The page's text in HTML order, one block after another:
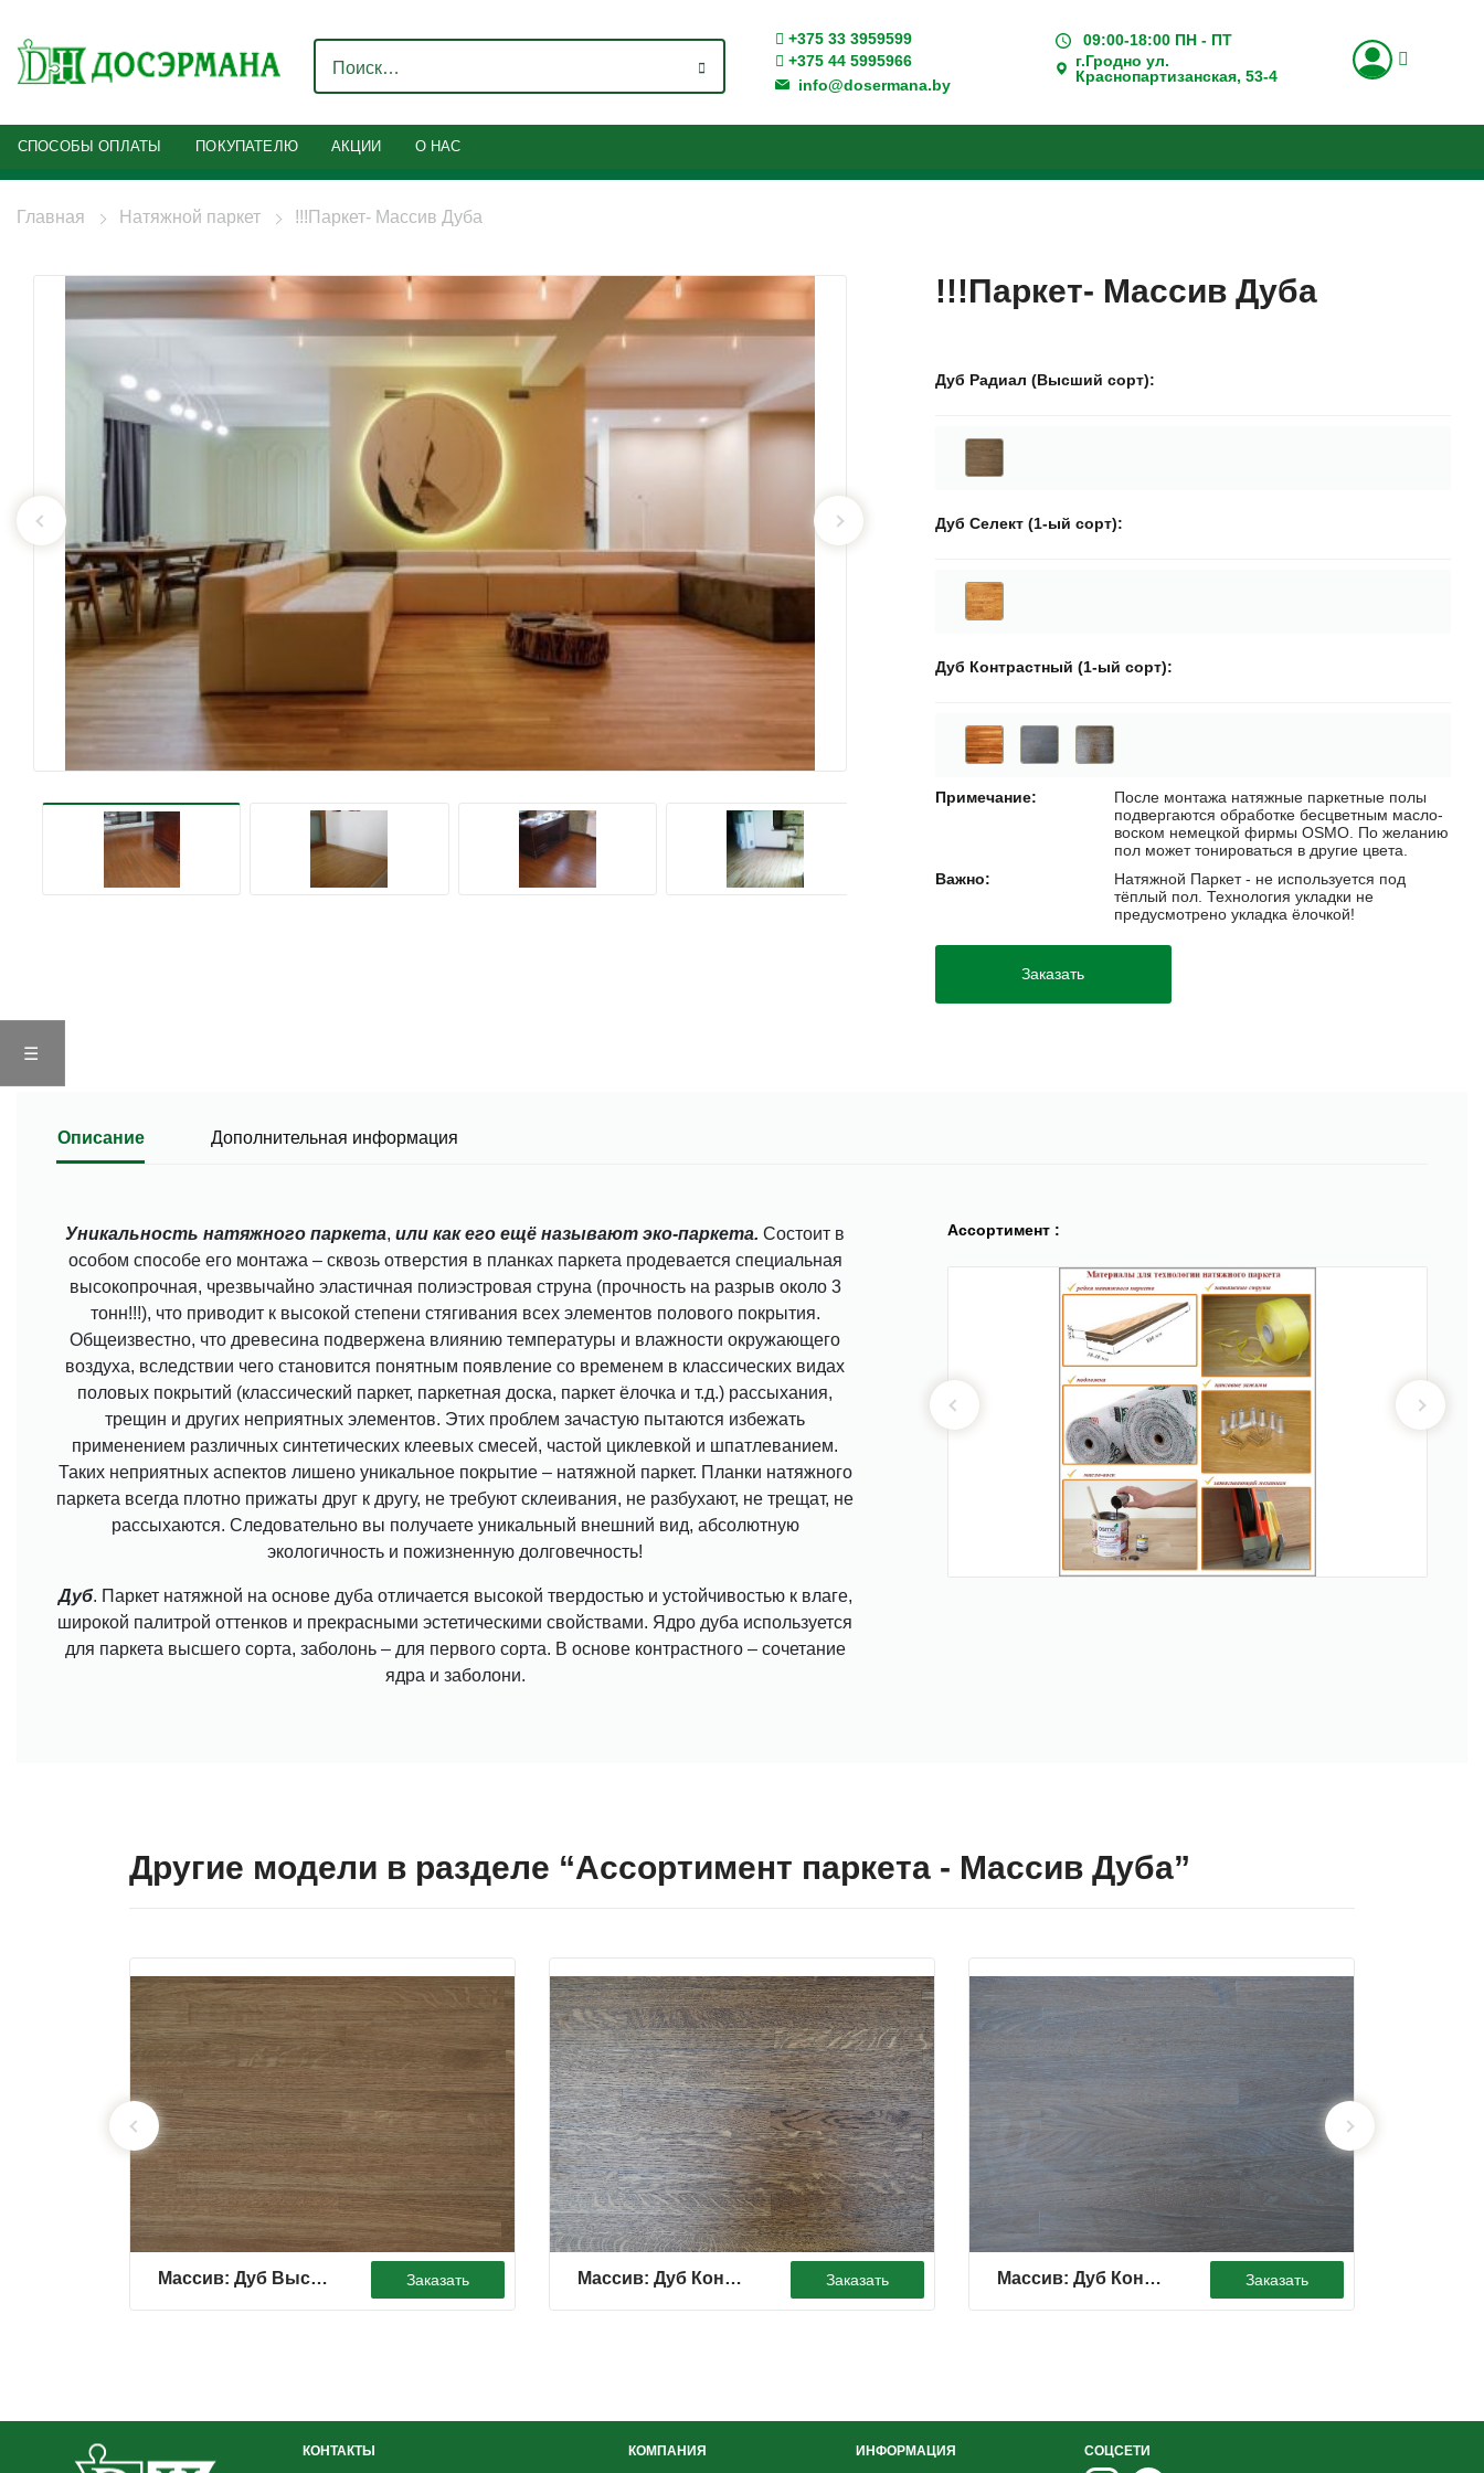
Искать:
+375 33 3959599
+375 44 5995966
info@dosermana.by
09:00-18:00 ПН - ПТ
г.Гродно ул.
Краснопартизанская, 53-4
СПОСОБЫ ОПЛАТЫ ПОКУПАТЕЛЮ АКЦИИ О НАС
☰
Главная Натяжной паркет !!!Паркет- Массив Дуба
!!!Паркет- Массив Дуба
Дуб Радиал (Высший сорт)
Дуб Селект (1-ый сорт)
Дуб Контрастный (1-ый сорт)
Примечание
После монтажа натяжные паркетные полы
подвергаются обработке бесцветным масло-
воском немецкой фирмы OSMO. По желанию
пол может тонироваться в другие цвета.
Важно
Натяжной Паркет - не используется под
тёплый пол. Технология укладки не
предусмотрено укладка ёлочкой!
Заказать
Описание Дополнительная информация
Уникальность натяжного паркета, или как его ещё называют эко-паркета. Состоит в
особом способе его монтажа – сквозь отверстия в планках паркета продевается специальная
высокопрочная, чрезвычайно эластичная полиэстровая струна (прочность на разрыв около 3
тонн!!!), что приводит к высокой степени стягивания всех элементов полового покрытия.
Общеизвестно, что древесина подвержена влиянию температуры и влажности окружающего
воздуха, вследствии чего становится понятным появление со временем в классических видах
половых покрытий (классический паркет, паркетная доска, паркет ёлочка и т.д.) рассыхания,
трещин и других неприятных элементов. Этих проблем зачастую пытаются избежать
применением различных синтетических клеевых смесей, частой циклевкой и шпатлеванием.
Таких неприятных аспектов лишено уникальное покрытие – натяжной паркет. Планки натяжного
паркета всегда плотно прижаты друг к другу, не требуют склеивания, не разбухают, не трещат, не
рассыхаются. Следовательно вы получаете уникальный внешний вид, абсолютную
экологичность и пожизненную долговечность!
Дуб. Паркет натяжной на основе дуба отличается высокой твердостью и устойчивостью к влаге,
широкой палитрой оттенков и прекрасными эстетическими свойствами. Ядро дуба используется
для паркета высшего сорта, заболонь – для первого сорта. В основе контрастного – сочетание
ядра и заболони.
Ассортимент
Другие модели в разделе “Ассортимент паркета - Массив Дуба”
Массив: Дуб Высший сорт. Цвет: Венге. Заказать Массив: Дуб Контрастный. Цвет: Дуб Антик. Заказать Массив: Дуб Контрастный. Цвет: Белый. Заказать
После отправки формы наш оператор свяжется с
Вами в течении 30 минут
КОНТАКТЫ КОМПАНИЯ ИНФОРМАЦИЯ СОЦСЕТИ